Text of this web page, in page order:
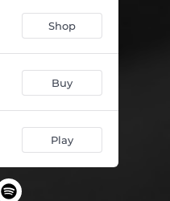
Shop
Buy
Play